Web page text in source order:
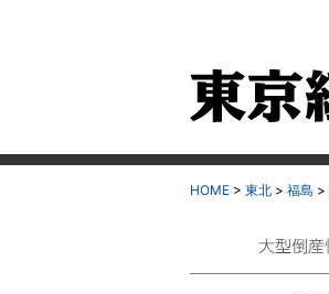
HOME > 東北 > 福島 >